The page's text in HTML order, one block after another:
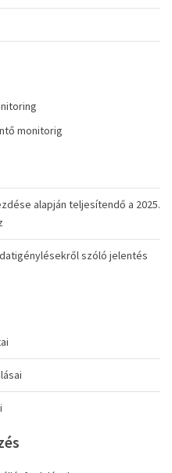
monitorig
alapján teljesítendő a 2025.
szóló jelentés